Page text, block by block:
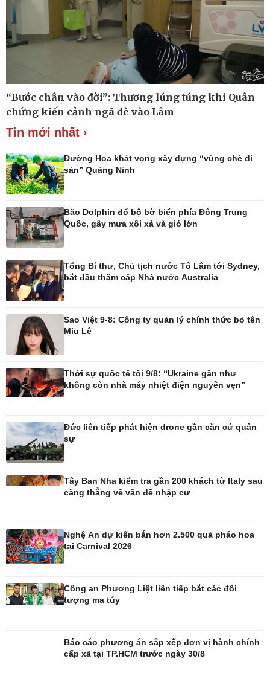
Thế giới thể thao
Lịch thi đấu bóng đá
eSports
Hậu trường
Ô tô - Xe máy
Ô tô
Xe máy
Tư vấn
Doanh nghiệp 24h
Doanh nhân
Sành điệu
Tin Công nghệ
Dinh dưỡng - món ngon
Cây thuốc
Nam khoa
Đời sống
Âm nhạc
Di sản
“Bước chân vào đời”: Thương lúng túng khi Quân
chứng kiến cảnh ngã đè vào Lâm
Tin mới nhất ›
Đường Hoa khát vọng xây dựng “vùng chè di
sản” Quảng Ninh
Bão Dolphin đổ bộ bờ biển phía Đông Trung
Quốc, gây mưa xối xả và gió lớn
Tổng Bí thư, Chủ tịch nước Tô Lâm tới Sydney,
bắt đầu thăm cấp Nhà nước Australia
Sao Việt 9-8: Công ty quản lý chính thức bỏ tên
Miu Lê
Thời sự quốc tế tối 9/8: “Ukraine gần như
không còn nhà máy nhiệt điện nguyên vẹn”
Đức liên tiếp phát hiện drone gần căn cứ quân
sự
Tây Ban Nha kiểm tra gần 200 khách từ Italy sau
căng thẳng về vấn đề nhập cư
Nghệ An dự kiến bắn hơn 2.500 quả pháo hoa
tại Carnival 2026
Công an Phương Liệt liên tiếp bắt các đối
tượng ma túy
Báo cáo phương án sắp xếp đơn vị hành chính
cấp xã tại TP.HCM trước ngày 30/8